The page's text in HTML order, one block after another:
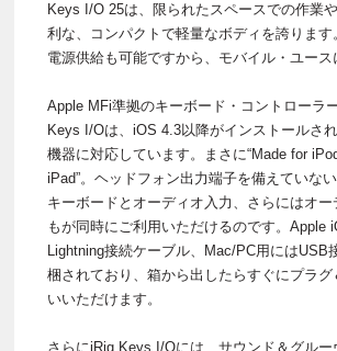
Keys I/O 25は、限られたスペースでの作業
利な、コンパクトで軽量なボディを誇りま
電源供給も可能ですから、モバイル・ユース
Apple MFi準拠のキーボード・コントローラ
Keys I/Oは、iOS 4.3以降がインストールさ
機器に対応しています。まさに“Made for
iPad”。ヘッドフォン出力端子を備えていない
キーボードとオーディオ入力、さらにはオ
もが同時にご利用いただけるのです。Apple
Lightning接続ケーブル、Mac/PC用にはUSB
梱されており、箱から出したらすぐにプラグ
いいただけます。
さらにiRig Keys I/Oには、サウンド＆グルー